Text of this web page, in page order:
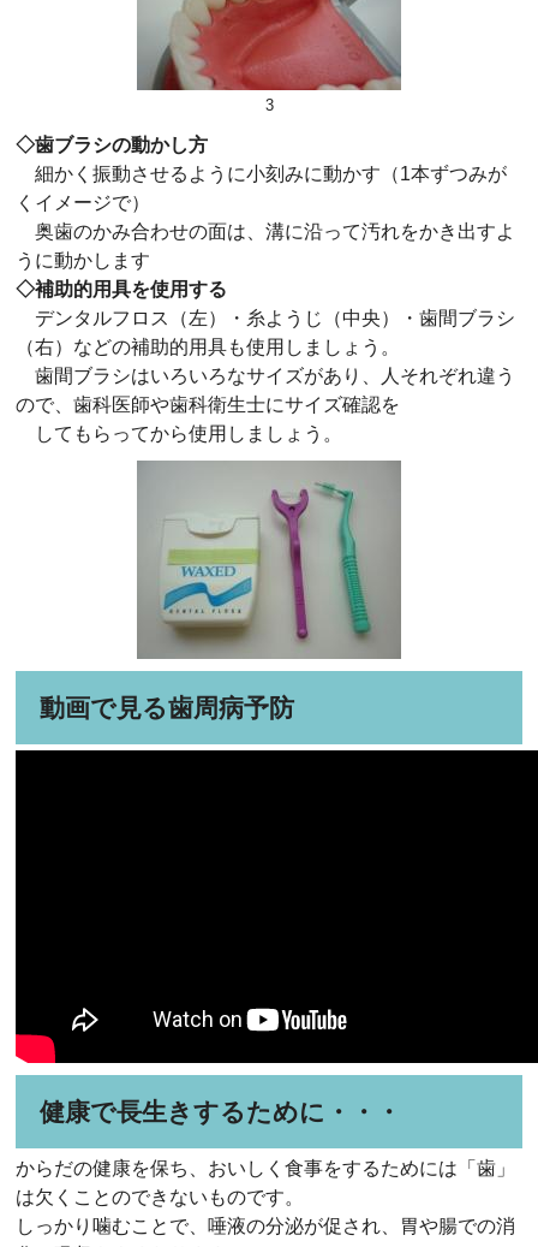
3
◇歯ブラシの動かし方
細かく振動させるように小刻みに動かす（1本ずつみが
くイメージで）
奥歯のかみ合わせの面は、溝に沿って汚れをかき出すよ
うに動かします
◇補助的用具を使用する
デンタルフロス（左）・糸ようじ（中央）・歯間ブラシ
（右）などの補助的用具も使用しましょう。
歯間ブラシはいろいろなサイズがあり、人それぞれ違う
ので、歯科医師や歯科衛生士にサイズ確認を
してもらってから使用しましょう。
動画で見る歯周病予防
健康で長生きするために・・・
からだの健康を保ち、おいしく食事をするためには「歯」
は欠くことのできないものです。
しっかり噛むことで、唾液の分泌が促され、胃や腸での消